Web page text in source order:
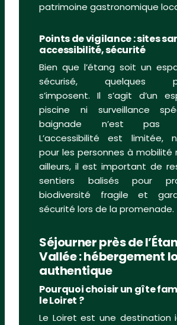
patrimoine gastronomique
Points de vigilance : sites
accessibilité, sécurité
Bien que l’étang soit un
sécurisé, quelques
s’imposent. Il s’agit d’un
piscine ni surveillance
baignade n’est pas
L’accessibilité est limitée,
pour les personnes à mobilité
ailleurs, il est important de
sentiers balisés pour
biodiversité fragile et
sécurité lors de la promenade.
Séjourner près de
Vallée : hébergement
authentique
Pourquoi choisir un gîte
le Loiret ?
Le Loiret est une destination